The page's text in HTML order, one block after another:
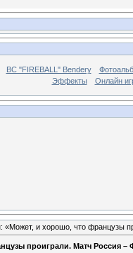
BC "FIREBALL" Bendery
Эффекты
Онлайн
«Может, и хорошо, что французы
проиграли. Матч Россия